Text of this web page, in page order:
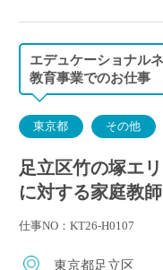
／19:00～20:30 E
金曜日 14:00～
エデュケーショナル
教育事業でのお仕事
東京都 その他
足立区竹の塚エ
に対する家庭教師
仕事NO：KT26-H0107
東京都足立区